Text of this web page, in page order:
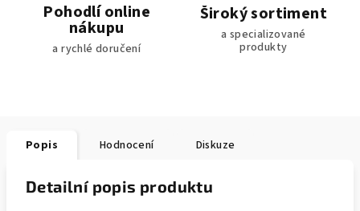
Pohodlí online
nákupu
a rychlé doručení
Široký sortiment
a specializované
produkty
Popis Hodnocení Diskuze
Detailní popis produktu